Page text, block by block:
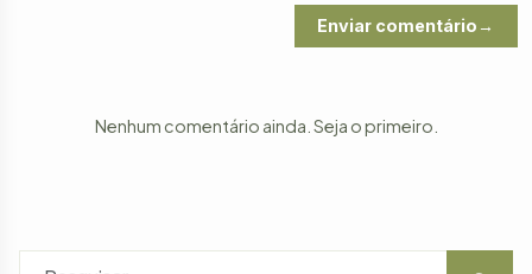
Enviar comentário
Nenhum comentário ainda. Seja o primeiro.